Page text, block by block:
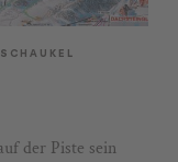
der Piste sein